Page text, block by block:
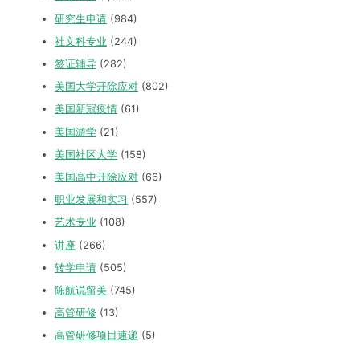
研究生申请 (984)
社文科专业 (244)
签证辅导 (282)
美国大学开除应对 (802)
美国新冠疫情 (61)
美国游学 (21)
美国社区大学 (158)
美国高中开除应对 (66)
职业发展和实习 (557)
艺术专业 (108)
讲座 (266)
转学申请 (505)
陈航说留美 (745)
高管研修 (13)
高管研修项目速递 (5)